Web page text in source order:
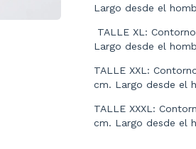
Largo desde el
TALLE XL:
Largo desde el
TALLE XXL:
cm. Largo desde el
TALLE XXXL:
cm. Largo desde el